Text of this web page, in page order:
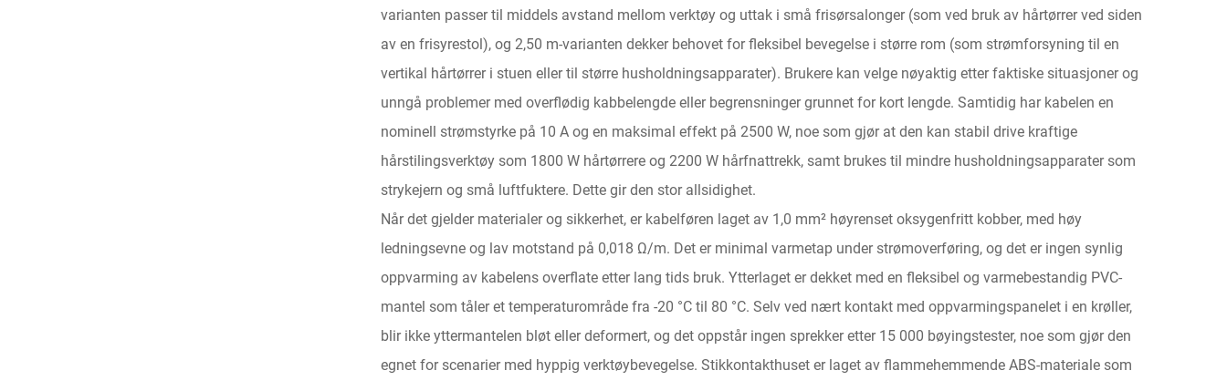
varianten passer til middels avstand mellom verktøy og uttak i små frisørsalonger (som ved bruk av hårtørrer ved siden
av en frisyrestol), og 2,50 m-varianten dekker behovet for fleksibel bevegelse i større rom (som strømforsyning til en
vertikal hårtørrer i stuen eller til større husholdningsapparater). Brukere kan velge nøyaktig etter faktiske situasjoner og
unngå problemer med overflødig kabbelengde eller begrensninger grunnet for kort lengde. Samtidig har kabelen en
nominell strømstyrke på 10 A og en maksimal effekt på 2500 W, noe som gjør at den kan stabil drive kraftige
hårstilingsverktøy som 1800 W hårtørrere og 2200 W hårfnattrekk, samt brukes til mindre husholdningsapparater som
strykejern og små luftfuktere. Dette gir den stor allsidighet.
Når det gjelder materialer og sikkerhet, er kabelføren laget av 1,0 mm² høyrenset oksygenfritt kobber, med høy
ledningsevne og lav motstand på 0,018 Ω/m. Det er minimal varmetap under strømoverføring, og det er ingen synlig
oppvarming av kabelens overflate etter lang tids bruk. Ytterlaget er dekket med en fleksibel og varmebestandig PVC-
mantel som tåler et temperaturområde fra -20 °C til 80 °C. Selv ved nært kontakt med oppvarmingspanelet i en krøller,
blir ikke yttermantelen bløt eller deformert, og det oppstår ingen sprekker etter 15 000 bøyingstester, noe som gjør den
egnet for scenarier med hyppig verktøybevegelse. Stikkontakthuset er laget av flammehemmende ABS-materiale som